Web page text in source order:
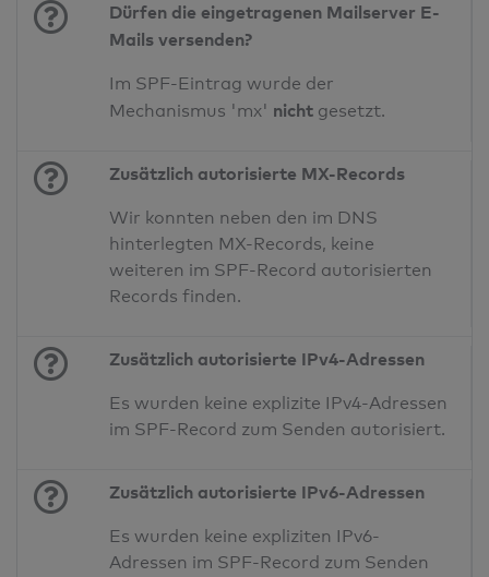
Dürfen die eingetragenen Mailserver E-
Mails versenden?
Im SPF-Eintrag wurde der
Mechanismus 'mx' nicht gesetzt.
Zusätzlich autorisierte MX-Records
Wir konnten neben den im DNS
hinterlegten MX-Records, keine
weiteren im SPF-Record autorisierten
Records finden.
Zusätzlich autorisierte IPv4-Adressen
Es wurden keine explizite IPv4-Adressen
im SPF-Record zum Senden autorisiert.
Zusätzlich autorisierte IPv6-Adressen
Es wurden keine expliziten IPv6-
Adressen im SPF-Record zum Senden